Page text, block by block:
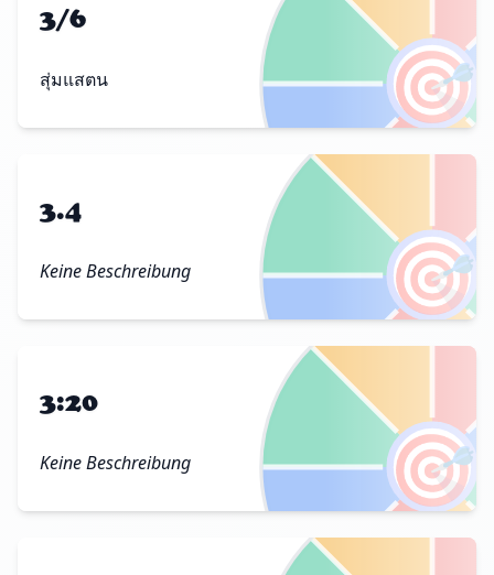
🎯
3/6
สุ่มแสตน
🎯
3.4
Keine Beschreibung
🎯
3:20
Keine Beschreibung